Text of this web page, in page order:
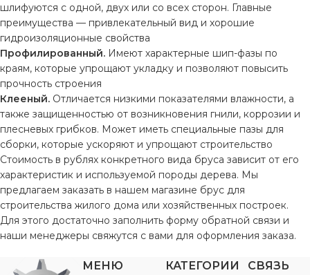
шлифуются с одной, двух или со всех сторон. Главные
преимущества — привлекательный вид и хорошие
гидроизоляционные свойства
Профилированный. Имеют характерные шип-фазы по
краям, которые упрощают укладку и позволяют повысить
прочность строения
Клееный. Отличается низкими показателями влажности, а
также защищенностью от возникновения гнили, коррозии и
плесневых грибков. Может иметь специальные пазы для
сборки, которые ускоряют и упрощают строительство
Стоимость в рублях конкретного вида бруса зависит от его
характеристик и используемой породы дерева. Мы
предлагаем заказать в нашем магазине брус для
строительства жилого дома или хозяйственных построек.
Для этого достаточно заполнить форму обратной связи и
наши менеджеры свяжутся с вами для оформления заказа.
МЕНЮ
КАТЕГОРИИ
СВЯЗЬ